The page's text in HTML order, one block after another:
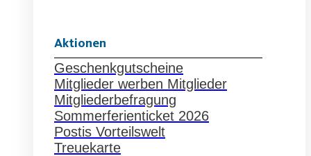
Aktionen
Geschenkgutscheine
Mitglieder werben Mitglieder
Mitgliederbefragung
Sommerferienticket 2026
Postis Vorteilswelt
Treuekarte